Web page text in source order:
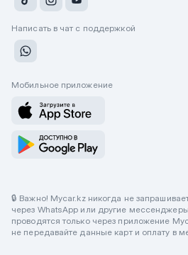
Написать в чат с поддержкой
Мобильное приложение
🔒 Важно! Mycar.kz никогда не
через WhatsApp или другие
проводятся только через приложение
не передавайте данные карт и оплату в